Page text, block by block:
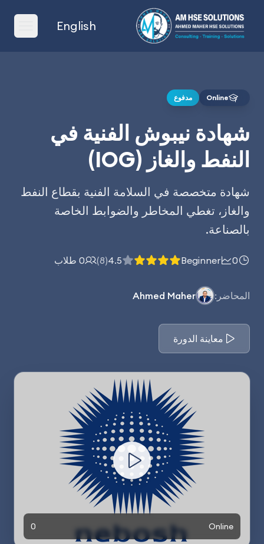
أحمد ماهر للتدريب السلامة و الصحة المهنية
English
Online مدفوع
شهادة نيبوش الفنية في
النفط والغاز (IOG)
شهادة متخصصة في السلامة الفنية بقطاع النفط
والغاز، تغطي المخاطر والضوابط الخاصة
بالصناعة.
0
Beginner
4.5
(8) 0 طلاب
المحاضر: Ahmed Maher
معاينة الدورة
Online
0